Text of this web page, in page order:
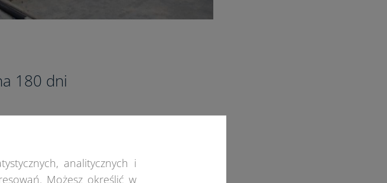
180 dni
od czasu użytkowania obiektu w danej
budowę może być użytkowana w
180 dni.Po upływie wyznaczonego
analitycznych i
Możesz określić w